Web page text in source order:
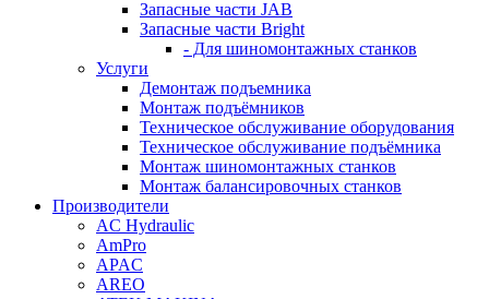
Запасные части JAB
Запасные части Bright
- Для шиномонтажных станков
Услуги
Демонтаж подъемника
Монтаж подъёмников
Техническое обслуживание оборудования
Техническое обслуживание подъёмника
Монтаж шиномонтажных станков
Монтаж балансировочных станков
Производители
AC Hydraulic
AmPro
APAC
AREO